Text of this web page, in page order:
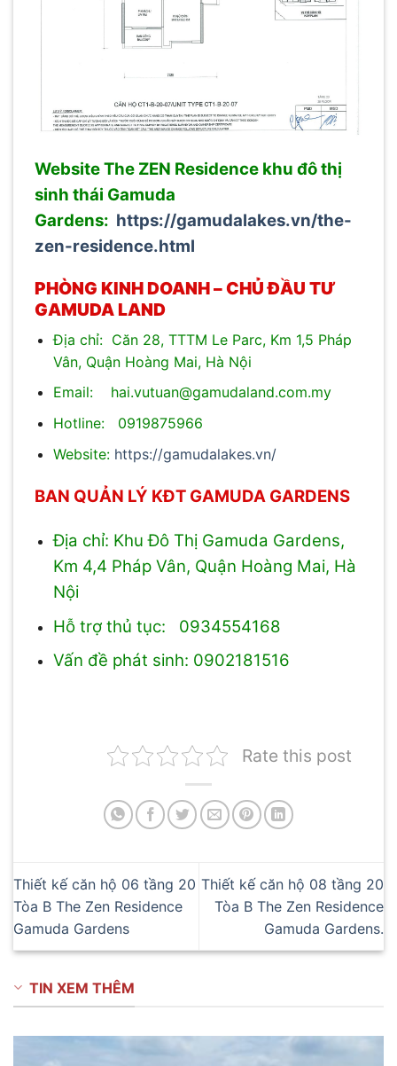
Website The ZEN Residence khu đô thị
sinh thái Gamuda
Gardens: https://gamudalakes.vn/the-
zen-residence.html
PHÒNG KINH DOANH – CHỦ ĐẦU TƯ
GAMUDA LAND
Địa chỉ: Căn 28, TTTM Le Parc, Km 1,5 Pháp
Vân, Quận Hoàng Mai, Hà Nội
Email: hai.vutuan@gamudaland.com.my
Hotline: 0919875966
Website: https://gamudalakes.vn/
BAN QUẢN LÝ KĐT GAMUDA GARDENS
Địa chỉ: Khu Đô Thị Gamuda Gardens,
Km 4,4 Pháp Vân, Quận Hoàng Mai, Hà
Nội
Hỗ trợ thủ tục: 0934554168
Vấn đề phát sinh: 0902181516
Rate this post
Thiết kế căn hộ 06 tầng 20
Tòa B The Zen Residence
Gamuda Gardens
Thiết kế căn hộ 08 tầng 20
Tòa B The Zen Residence
Gamuda Gardens.
TIN XEM THÊM